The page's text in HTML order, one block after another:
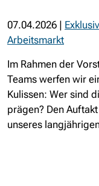
07.04.2026 |
Arbeitsmarkt
Im Rahmen der
Teams werfen wir
Kulissen: Wer sind
prägen? Den
unseres